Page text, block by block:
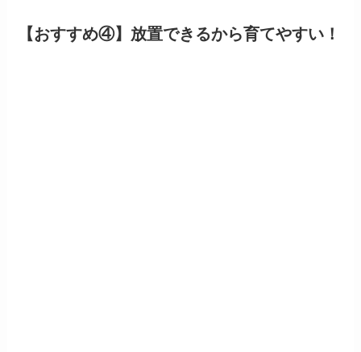
【おすすめ④】放置できるから育てやすい！